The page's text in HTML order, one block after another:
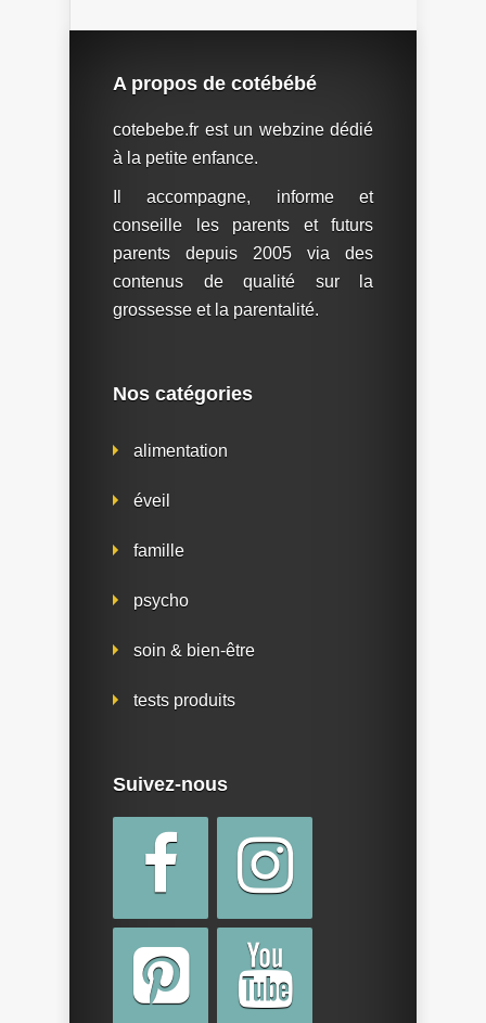
A propos de cotébébé
cotebebe.fr est un webzine dédié
à la petite enfance.
Il accompagne, informe et
conseille les parents et futurs
parents depuis 2005 via des
contenus de qualité sur la
grossesse et la parentalité.
Nos catégories
alimentation
éveil
famille
psycho
soin & bien-être
tests produits
Suivez-nous